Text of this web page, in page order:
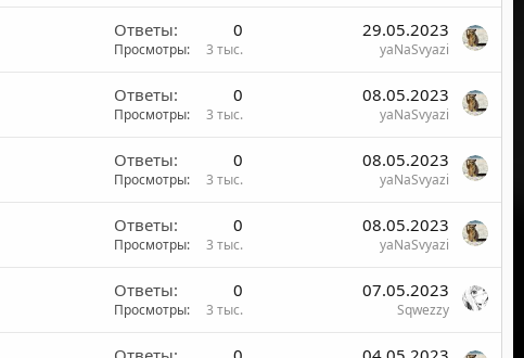
Ответы 0
Просмотры 3 тыс.
29.05.2023
yaNaSvyazi
Ответы 0
Просмотры 3 тыс.
08.05.2023
yaNaSvyazi
Ответы 0
Просмотры 3 тыс.
08.05.2023
yaNaSvyazi
Ответы 0
Просмотры 3 тыс.
08.05.2023
yaNaSvyazi
Ответы 0
Просмотры 3 тыс.
07.05.2023
Sqwezzy